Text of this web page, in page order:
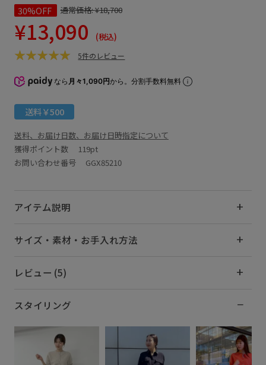
30%OFF 通常価格:¥18,700
¥13,090 (税込)
5件のレビュー
なら 月々1,090円から。分割手数料無料
送料￥500
送料、お届け日数、お届け日時指定について
獲得ポイント数
119pt
お問い合わせ番号 GGX85210
アイテム説明
サイズ・素材・お手入れ方法
レビュー (5)
スタイリング